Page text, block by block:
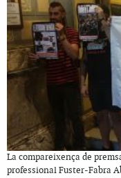
La compareixença de
professional Fuster-Fabra